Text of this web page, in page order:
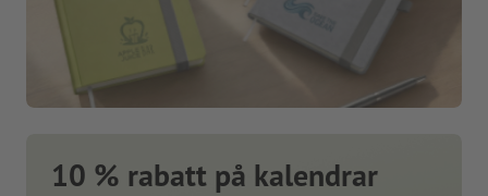
10 % rabatt på kalendrar